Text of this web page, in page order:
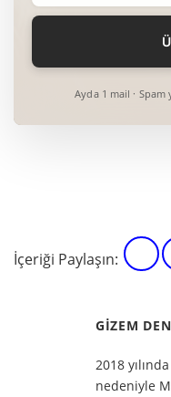
Ayda 1 mail ·
İçeriği Paylaşın:
GIZEM
2018
nedeniyle